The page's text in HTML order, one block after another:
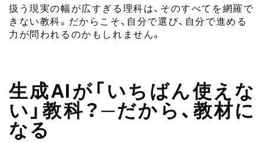
扱う現実の幅が広すぎる理科は、そのすべてを網羅で
きない教科。だからこそ、自分で選び、自分で進める
力が問われるのかもしれません。
生成AIが「いちばん使えな
い」教科？─だから、教材に
なる